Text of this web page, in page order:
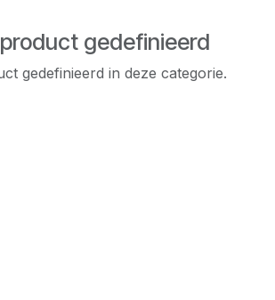
gedefinieerd
gedefinieerd in deze categorie.